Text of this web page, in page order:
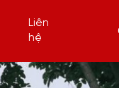
Liên
hệ